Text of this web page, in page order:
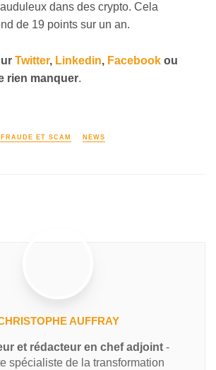
dans des crypto. Cela
de 19 points sur un an.
Twitter, Linkedin, Facebook ou
rien manquer.
ET SCAM NEWS
AUFFRAY
et rédacteur en chef adjoint -
spécialiste de la transformation